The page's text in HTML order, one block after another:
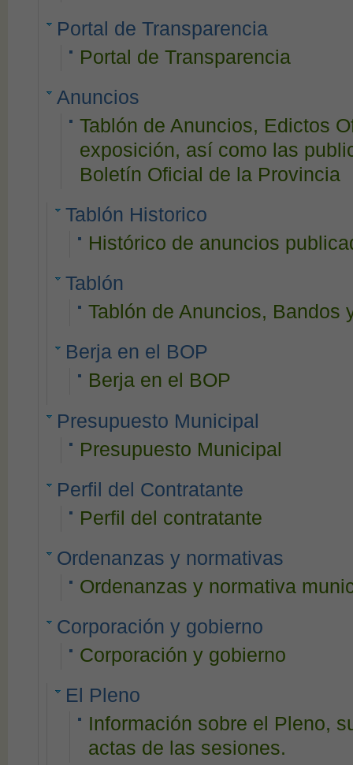
Portal de Transparencia
Portal de Transparencia
Anuncios
Tablón de Anuncios, Edictos
exposición, así como las
Boletín Oficial de la Provincia
Tablón Historico
Histórico de anuncios
Tablón
Tablón de Anuncios, Bandos
Berja en el BOP
Berja en el BOP
Presupuesto Municipal
Presupuesto Municipal
Perfil del Contratante
Perfil del contratante
Ordenanzas y normativas
Ordenanzas y normativa
Corporación y gobierno
Corporación y gobierno
El Pleno
Información sobre el Pleno,
actas de las sesiones.